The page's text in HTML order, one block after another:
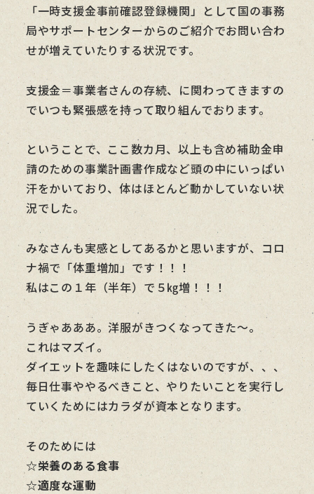
「一時支援金事前確認登録機関」として国の事務
局やサポートセンターからのご紹介でお問い合わ
せが増えていたりする状況です。
支援金＝事業者さんの存続、に関わってきますの
でいつも緊張感を持って取り組んでおります。
ということで、ここ数カ月、以上も含め補助金申
請のための事業計画書作成など頭の中にいっぱい
汗をかいており、体はほとんど動かしていない状
況でした。
みなさんも実感としてあるかと思いますが、コロ
ナ禍で「体重増加」です！！！
私はこの１年（半年）で５㎏増！！！
うぎゃあああ。洋服がきつくなってきた～。
これはマズイ。
ダイエットを趣味にしたくはないのですが、、、
毎日仕事ややるべきこと、やりたいことを実行し
ていくためにはカラダが資本となります。
そのためには
☆栄養のある食事
☆適度な運動